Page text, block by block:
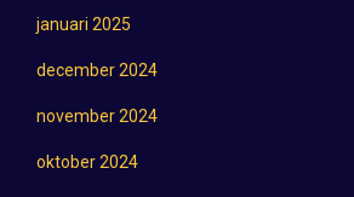
januari 2025
december 2024
november 2024
oktober 2024